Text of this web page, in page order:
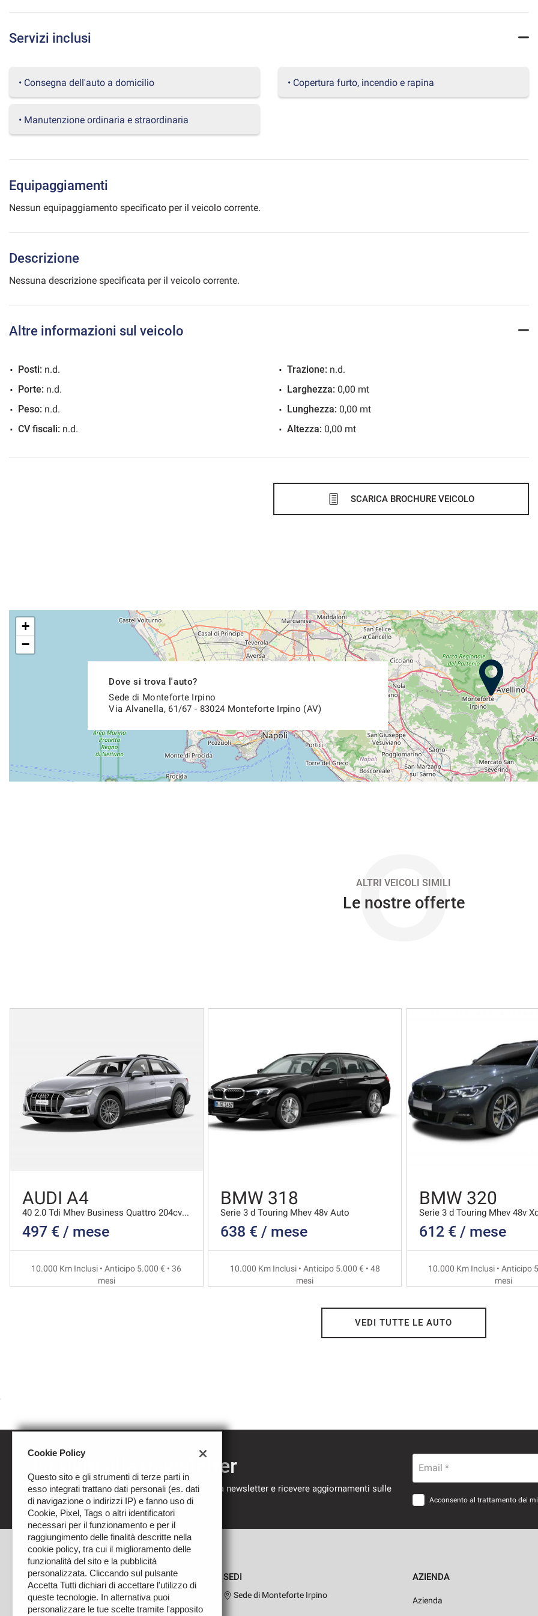
Servizi inclusi
• Consegna dell'auto a domicilio • Copertura furto, incendio e rapina
• Manutenzione ordinaria e straordinaria
Equipaggiamenti
Nessun equipaggiamento specificato per il veicolo corrente.
Descrizione
Nessuna descrizione specificata per il veicolo corrente.
Altre informazioni sul veicolo
Posti: n.d.
Porte: n.d.
Peso: n.d.
CV fiscali: n.d.
Trazione: n.d.
Larghezza: 0,00 mt
Lunghezza: 0,00 mt
Altezza: 0,00 mt
SCARICA BROCHURE VEICOLO
Dove si trova l'auto?
Sede di Monteforte Irpino
Via Alvanella, 61/67 - 83024 Monteforte Irpino (AV)
+
−
O
ALTRI VEICOLI SIMILI
Le nostre offerte
AUDI A4
40 2.0 Tdi Mhev Business Quattro 204cv S-tronic
497 € / mese
10.000 Km Inclusi • Anticipo 5.000 € • 36
mesi
BMW 318
Serie 3 d Touring Mhev 48v Auto
638 € / mese
10.000 Km Inclusi • Anticipo 5.000 € • 48
mesi
BMW 320
612 € / mese
10.000 Km Inclusi • Anticipo
mesi
VEDI TUTTE LE AUTO
Iscriviti alla newsletter
Compila il modulo sottostante per iscriverti alla newsletter e ricevere aggiornamenti sulle
nostre novità.
Email *
Acconsento al trattamento dei
SEDI
Sede di Monteforte Irpino
AZIENDA
Azienda
Cookie Policy
Questo sito e gli strumenti di terze parti in
esso integrati trattano dati personali (es. dati
di navigazione o indirizzi IP) e fanno uso di
Cookie, Pixel, Tags o altri identificatori
necessari per il funzionamento e per il
raggiungimento delle finalità descritte nella
cookie policy, tra cui il miglioramento delle
funzionalità del sito e la pubblicità
personalizzata. Cliccando sul pulsante
Accetta Tutti dichiari di accettare l'utilizzo di
queste tecnologie. In alternativa puoi
personalizzare le tue scelte tramite l'apposito
questi
di
alla
Puoi
tue
scelte
in
Cookie necessari
Cookie delle preferenze
Cookie per il miglioramento dell'esperienza utente